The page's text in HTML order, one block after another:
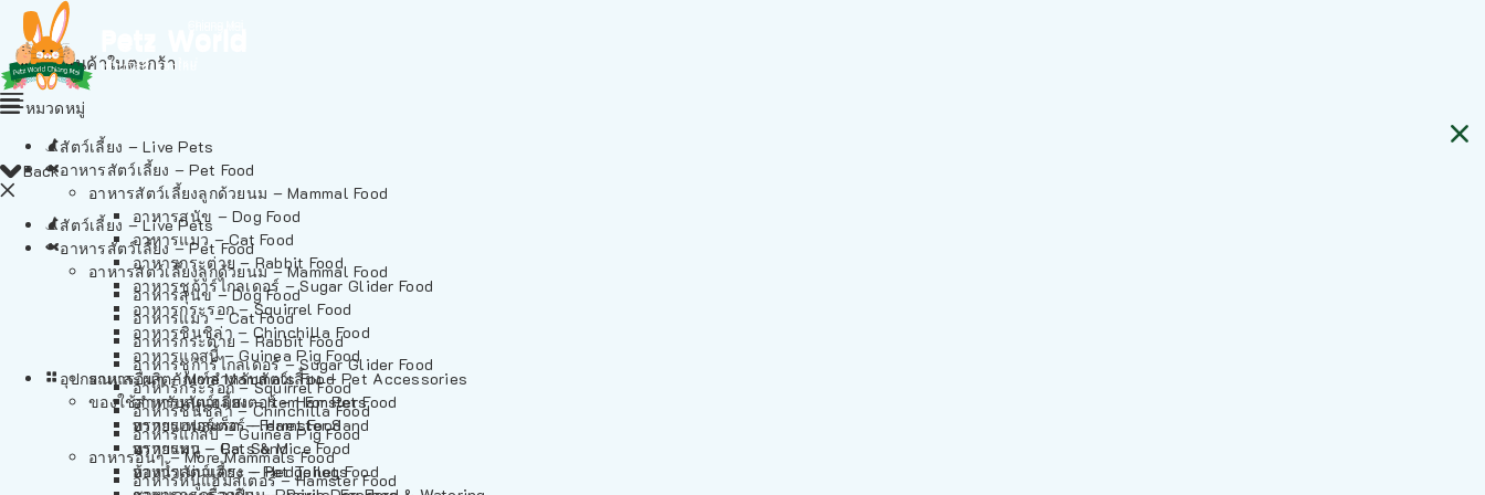
ไม่มีสินค้าในตะกร้า
Back
สัตว์เลี้ยง – Live Pets
อาหารสัตว์เลี้ยง – Pet Food
อาหารสัตว์เลี้ยงลูกด้วยนม – Mammal Food
อาหารสุนัข – Dog Food
อาหารแมว – Cat Food
อาหารกระต่าย – Rabbit Food
อาหารชูก้าร์ไกลเดอร์ – Sugar Glider Food
อาหารกระรอก – Squirrel Food
อาหารชินชิล่า – Chinchilla Food
อาหารแกสบี้ – Guinea Pig Food
อาหารอื่นๆ – More Mammals Food
อาหารหนูแฮมสเตอร์ – Hamster Food
หมวดหมู่
สัตว์เลี้ยง – Live Pets
อาหารสัตว์เลี้ยง – Pet Food
อาหารสัตว์เลี้ยงลูกด้วยนม – Mammal Food
อาหารสุนัข – Dog Food
อาหารแมว – Cat Food
อาหารกระต่าย – Rabbit Food
อาหารชูก้าร์ไกลเดอร์ – Sugar Glider Food
อาหารกระรอก – Squirrel Food
อาหารชินชิล่า – Chinchilla Food
อาหารแกสบี้ – Guinea Pig Food
อาหารอื่นๆ – More Mammals Food
อาหารหนูแฮมสเตอร์ – Hamster Food
อาหารเฟอร์เร็ต – Ferret Food
อาหารหนู – Rats & Mice Food
อาหารเม่นแคระ – Hedgehog Food
อุปกรณและผลิตภัณฑ์สำหรับสัตว์เลี้ยง – Pet Accessories
ของใช้สำหรับสัตว์เลี้ยง – Item For Pets
ทรายแฮมสเตอร์ – Hamster Sand
ทรายแมว – Cat Sand
ห้องน้ำสัตว์เลี้ยง – Pet Toilets